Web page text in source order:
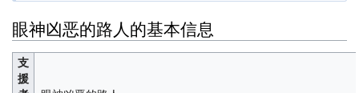
眼神凶恶的路人的基本信息
支
援